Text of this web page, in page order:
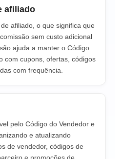
afiliado
afiliado, o que significa que
sem custo adicional
ajuda a manter o Código
com cupons, ofertas, códigos
com frequência.
pelo Código do Vendedor e
e atualizando
de vendedor, códigos de
e promoções de